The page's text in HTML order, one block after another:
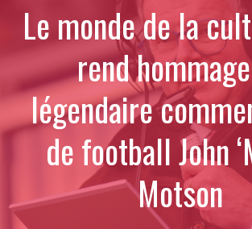
Le monde de la
rend
légendaire
de football John
Motson